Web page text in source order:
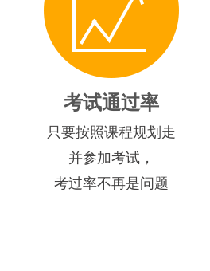
考试通过率
只要按照课程规划走
并参加考试，
考过率不再是问题